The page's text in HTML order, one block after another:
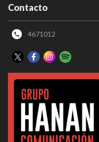
Contacto
4671012